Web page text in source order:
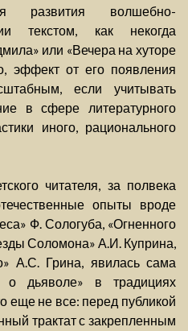
развития волшебно-
текстом, как некогда
или «Вечера на хуторе
эффект от его появления
если учитывать
в сфере литературного
иного, рационального
читателя, за полвека
опыты вроде
Ф. Сологуба, «Огненного
Соломона» А.И. Куприна,
А.С. Грина, явилась сама
о дьяволе» в традициях
еще не все: перед публикой
трактат с закрепленным